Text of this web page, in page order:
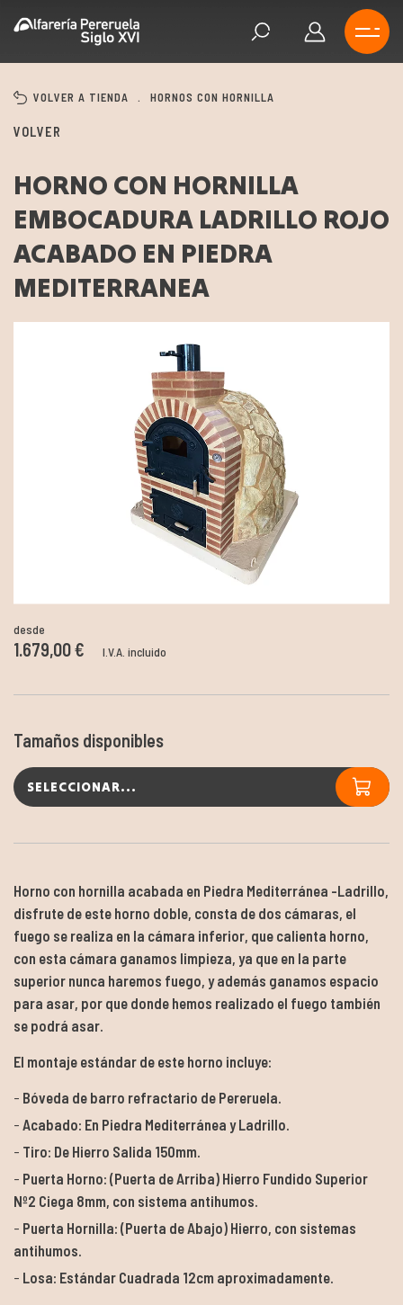
VOLVER A TIENDA . HORNOS CON HORNILLA
VOLVER
HORNO CON HORNILLA
EMBOCADURA LADRILLO ROJO
ACABADO EN PIEDRA
MEDITERRANEA
desde
1.679,00 € I.V.A. incluido
Tamaños disponibles
SELECCIONAR...
Horno con hornilla acabada en Piedra Mediterránea -Ladrillo,
disfrute de este horno doble, consta de dos cámaras, el
fuego se realiza en la cámara inferior, que calienta horno,
con esta cámara ganamos limpieza, ya que en la parte
superior nunca haremos fuego, y además ganamos espacio
para asar, por que donde hemos realizado el fuego también
se podrá asar.
El montaje estándar de este horno incluye:
Bóveda de barro refractario de Pereruela.
Acabado: En Piedra Mediterránea y Ladrillo.
Tiro: De Hierro Salida 150mm.
Puerta Horno: (Puerta de Arriba) Hierro Fundido Superior
Nº2 Ciega 8mm, con sistema antihumos.
Puerta Hornilla: (Puerta de Abajo) Hierro, con sistemas
antihumos.
Losa: Estándar Cuadrada 12cm aproximadamente.